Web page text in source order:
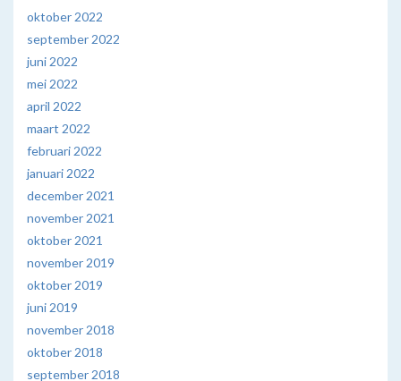
oktober 2022
september 2022
juni 2022
mei 2022
april 2022
maart 2022
februari 2022
januari 2022
december 2021
november 2021
oktober 2021
november 2019
oktober 2019
juni 2019
november 2018
oktober 2018
september 2018